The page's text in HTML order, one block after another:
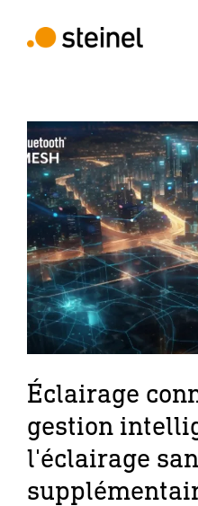
Recherche
Entrer critère de
Éclairage
gestion
l'éclairage